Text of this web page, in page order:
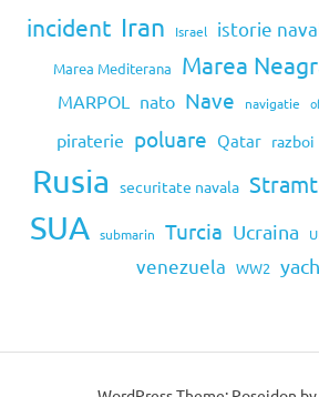
incident Iran Israel istorie
Marea Mediterana Marea
MARPOL nato Nave navigatie
piraterie poluare Qatar razboi
Rusia securitate navala
SUA submarin Turcia Ucraina
venezuela WW2